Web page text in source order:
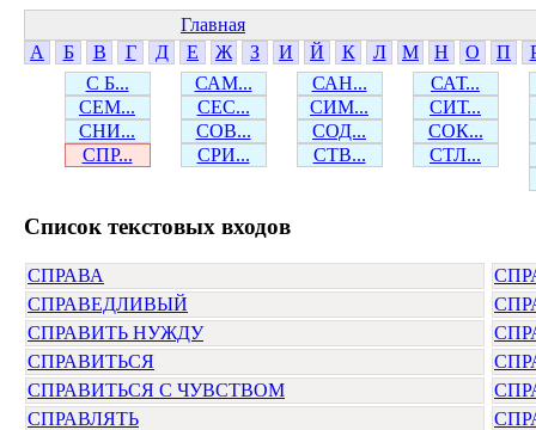
Главная
А
Б В Г Д Е Ж З И Й К Л М Н О П
С Б...
САМ... САН...
САТ...
СЕМ...
СЕС... СИМ...
СИТ...
СНИ...
СОВ... СОД...
СОК...
СПР...
СРИ... СТВ... СТЛ...
Cписок текстовых входов
СПРАВА
СПРАВЕДЛИВЫЙ
СПРАВИТЬ НУЖДУ
СПРАВИТЬСЯ
СПРАВИТЬСЯ С ЧУВСТВОМ
СПРАВЛЯТЬ